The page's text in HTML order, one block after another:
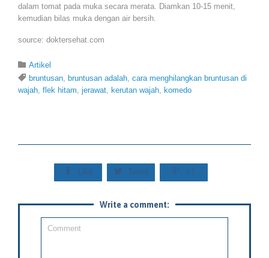
dalam tomat pada muka secara merata. Diamkan 10-15 menit,
kemudian bilas muka dengan air bersih.
source: doktersehat.com
 Category
Artikel
 Tags
bruntusan bruntusan adalah cara menghilangkan bruntusan di
wajah flek hitam jerawat kerutan wajah komedo
 Like  Tweet  +1
Write a comment: